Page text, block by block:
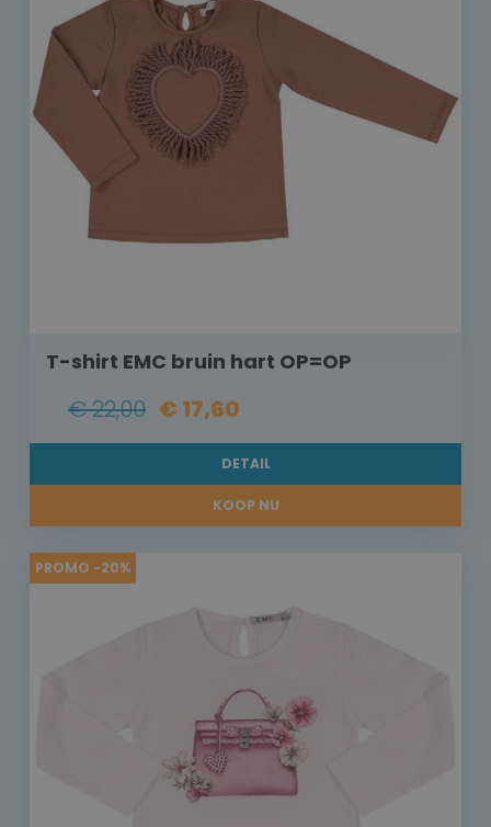
T-shirt EMC bruin hart OP=OP
€ 22,00 € 17,60
DETAIL
KOOP NU
PROMO -20%